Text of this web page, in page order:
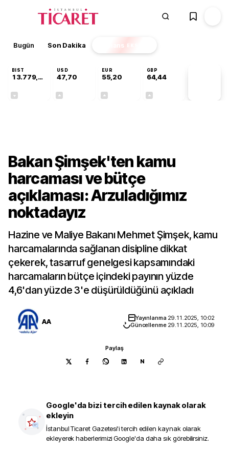
Bugün Son Dakika Finans EKSTRA
BIST
13.779,39
USD
47,70
EUR
55,20
GBP
64,44
Bakan Şimşek'ten kamu
harcaması ve bütçe
açıklaması: Arzuladığımız
noktadayız
Hazine ve Maliye Bakanı Mehmet Şimşek, kamu
harcamalarında sağlanan disipline dikkat
çekerek, tasarruf genelgesi kapsamındaki
harcamaların bütçe içindeki payının yüzde
4,6'dan yüzde 3'e düşürüldüğünü açıkladı
AA Yayınlanma 29.11.2025, 10:02
Güncellenme 29.11.2025, 10:09
Paylaş
N
Google'da bizi tercih edilen kaynak olarak
ekleyin
İstanbul Ticaret Gazetesi'i tercih edilen kaynak olarak
ekleyerek haberlerimizi Google'da daha sık görebilirsiniz.